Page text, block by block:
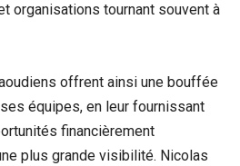
organisations tournant souvent à
offrent ainsi une bouffée
équipes, en leur fournissant
financièrement
plus grande visibilité. Nicolas